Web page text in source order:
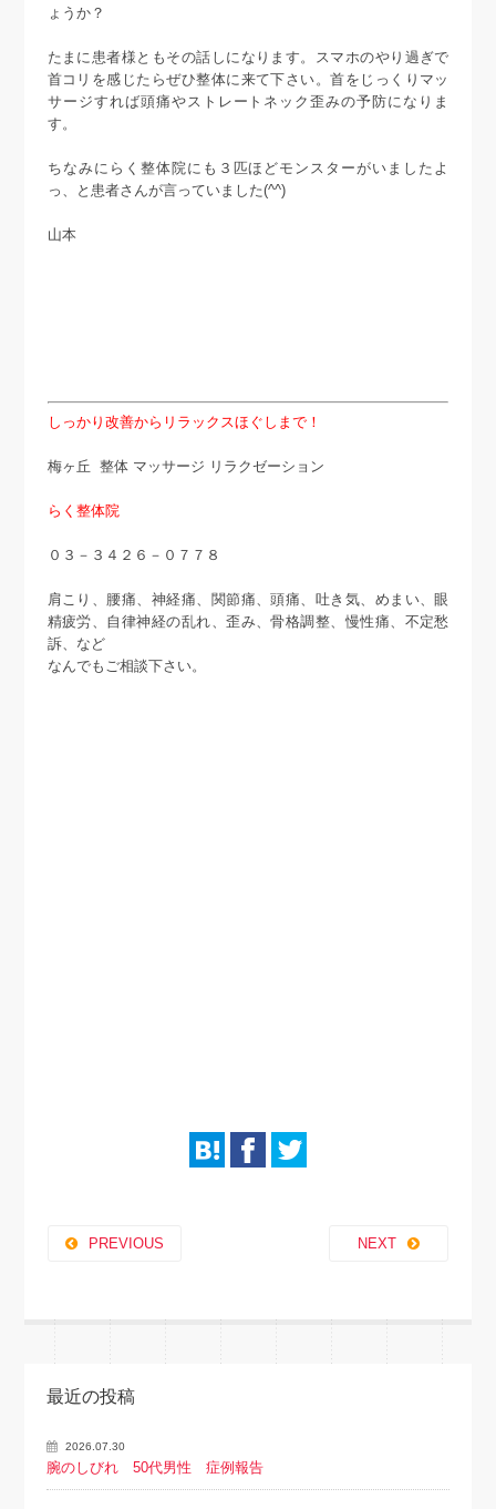
ょうか？
たまに患者様ともその話しになります。スマホのやり過ぎで
首コリを感じたらぜひ整体に来て下さい。首をじっくりマッ
サージすれば頭痛やストレートネック歪みの予防になりま
す。
ちなみにらく整体院にも３匹ほどモンスターがいましたよ
っ、と患者さんが言っていました(^^)
山本
しっかり改善からリラックスほぐしまで！
梅ヶ丘 整体 マッサージ リラクゼーション
らく整体院
０３－３４２６－０７７８
肩こり、腰痛、神経痛、関節痛、頭痛、吐き気、めまい、眼
精疲労、自律神経の乱れ、歪み、骨格調整、慢性痛、不定愁
訴、など
なんでもご相談下さい。
PREVIOUS NEXT
最近の投稿
2026.07.30
腕のしびれ 50代男性 症例報告